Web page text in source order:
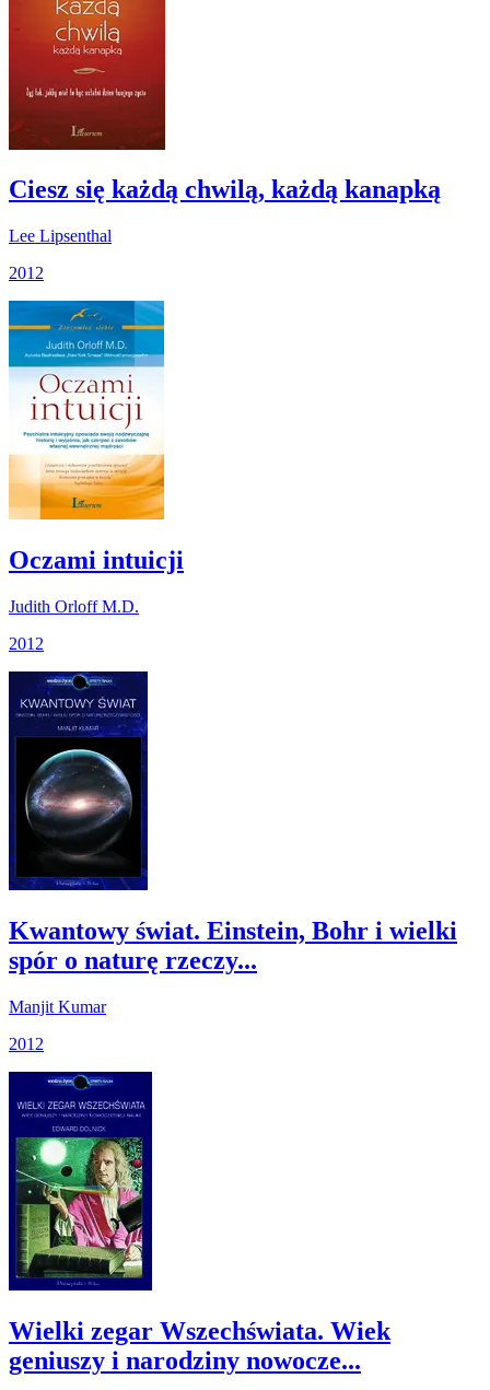
Ciesz się każdą chwilą, każdą kanapką
Lee Lipsenthal
2012
Oczami intuicji
Judith Orloff M.D.
2012
Kwantowy świat. Einstein, Bohr i wielki
spór o naturę rzeczy...
Manjit Kumar
2012
Wielki zegar Wszechświata. Wiek
geniuszy i narodziny nowocze...